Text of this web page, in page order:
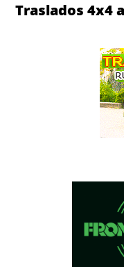
Traslados 4x4